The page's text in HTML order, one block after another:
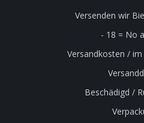
Versenden wir
- 18 = No
Versandkosten /
Beschädigd /